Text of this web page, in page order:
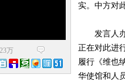
万
实。中方对
发言人办
正在对此进
履行《维也
华使馆和人